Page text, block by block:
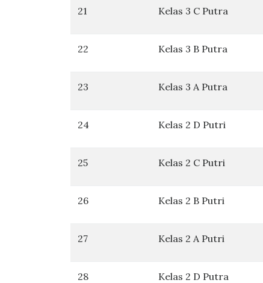
21 Kelas 3 C Putra
22 Kelas 3 B Putra
23 Kelas 3 A Putra
24 Kelas 2 D Putri
25 Kelas 2 C Putri
26 Kelas 2 B Putri
27 Kelas 2 A Putri
28 Kelas 2 D Putra